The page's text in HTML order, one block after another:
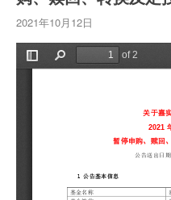
2021年10月12日